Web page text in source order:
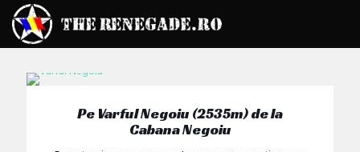
Pe Varful Negoiu (2535m) de la
Cabana Negoiu